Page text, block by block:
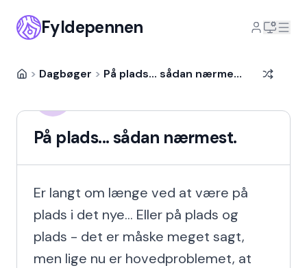
Fyldepennen
> Dagbøger > På plads... sådan nærmest.
På plads... sådan nærmest.
Er langt om længe ved at være på
plads i det nye... Eller på plads og
plads - det er måske meget sagt,
men lige nu er hovedproblemet, at